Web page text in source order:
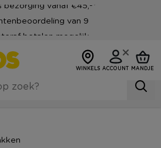
bezorging vanaf €45,-*
van 9
betalen mogelijk
WINKELS ACCOUNT MANDJE